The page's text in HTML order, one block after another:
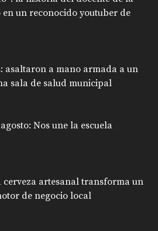
un reconocido youtuber de
asaltaron a mano armada a un
sala de salud municipal
Nos une la escuela
cerveza artesanal transforma un
de negocio local